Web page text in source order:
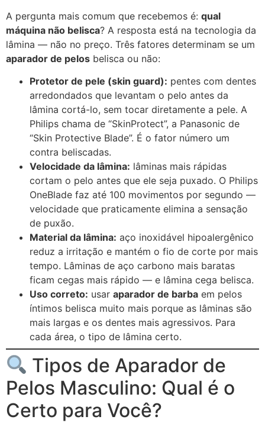
A pergunta mais comum que recebemos é: qual
máquina não belisca? A resposta está na tecnologia da
lâmina — não no preço. Três fatores determinam se um
aparador de pelos belisca ou não:
Protetor de pele (skin guard): pentes com dentes
arredondados que levantam o pelo antes da
lâmina cortá-lo, sem tocar diretamente a pele. A
Philips chama de “SkinProtect”, a Panasonic de
“Skin Protective Blade”. É o fator número um
contra beliscadas.
Velocidade da lâmina: lâminas mais rápidas
cortam o pelo antes que ele seja puxado. O Philips
OneBlade faz até 100 movimentos por segundo —
velocidade que praticamente elimina a sensação
de puxão.
Material da lâmina: aço inoxidável hipoalergênico
reduz a irritação e mantém o fio de corte por mais
tempo. Lâminas de aço carbono mais baratas
ficam cegas mais rápido — e lâmina cega belisca.
Uso correto: usar aparador de barba em pelos
íntimos belisca muito mais porque as lâminas são
mais largas e os dentes mais agressivos. Para
cada área, o tipo de lâmina certo.
Tipos de Aparador de
Pelos Masculino: Qual é o
Certo para Você?